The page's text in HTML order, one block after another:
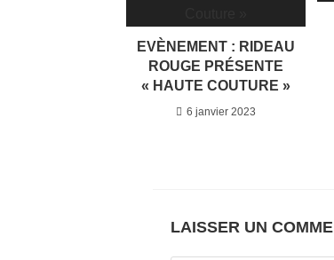
EVÈNEMENT : RIDEAU
ROUGE PRÉSENTE
« HAUTE COUTURE »
6 janvier 2023
LAISSER UN